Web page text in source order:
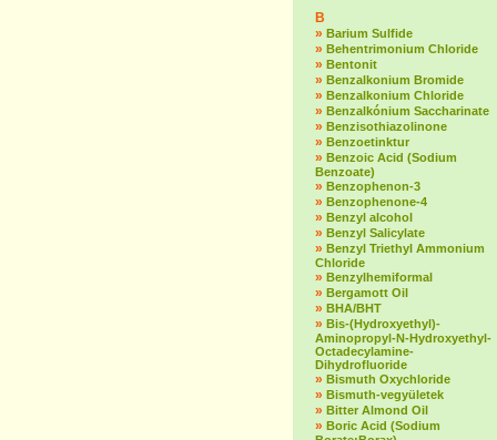
B
» Barium Sulfide
» Behentrimonium Chloride
» Bentonit
» Benzalkonium Bromide
» Benzalkonium Chloride
» Benzalkónium Saccharinate
» Benzisothiazolinone
» Benzoetinktur
» Benzoic Acid (Sodium
Benzoate)
» Benzophenon-3
» Benzophenone-4
» Benzyl alcohol
» Benzyl Salicylate
» Benzyl Triethyl Ammonium
Chloride
» Benzylhemiformal
» Bergamott Oil
» BHA/BHT
» Bis-(Hydroxyethyl)-
Aminopropyl-N-Hydroxyethyl-
Octadecylamine-
Dihydrofluoride
» Bismuth Oxychloride
» Bismuth-vegyületek
» Bitter Almond Oil
» Boric Acid (Sodium